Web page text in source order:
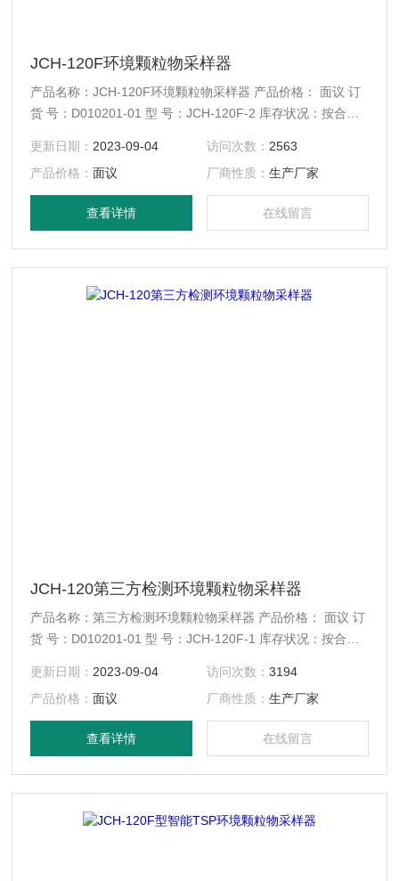
JCH-120F环境颗粒物采样器
产品名称：JCH-120F环境颗粒物采样器 产品价格： 面议 订
货 号：D010201-01 型 号：JCH-120F-2 库存状况：按合同
更新日期： 2023-09-04 访问次数： 2563
产品价格：面议 厂商性质： 生产厂家
查看详情 在线留言
JCH-120第三方检测环境颗粒物采样器
产品名称：第三方检测环境颗粒物采样器 产品价格： 面议 订
货 号：D010201-01 型 号：JCH-120F-1 库存状况：按合同
更新日期： 2023-09-04 访问次数： 3194
产品价格：面议 厂商性质： 生产厂家
查看详情 在线留言